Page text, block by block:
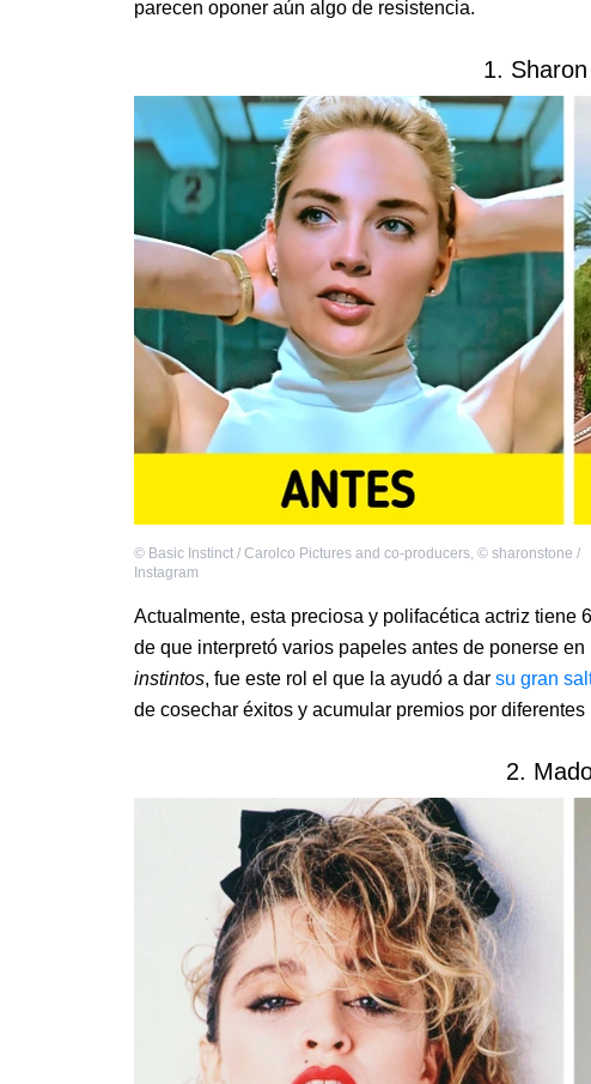
parecen oponer aún algo de resistencia.
1.
© Basic Instinct / Carolco Pictures and co-producers, © sharonstone /
Instagram
Actualmente, esta preciosa y polifacética actriz tiene
de que interpretó varios papeles antes de ponerse
instintos, fue este rol el que la ayudó a dar su gran
de cosechar éxitos y acumular premios por
2.